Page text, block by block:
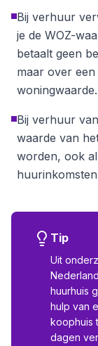
Bij verhuur
je de WOZ-
betaalt geen
maar over
woningwaarde.
Bij verhuur
waarde van
worden, ook
Tip
Uit
huurhuis
hulp van
koophuis
dagen